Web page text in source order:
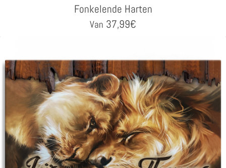
Fonkelende Harten
Van 37,99€